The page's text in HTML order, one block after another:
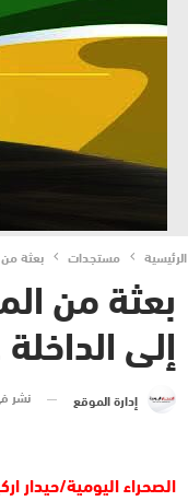
الرئيسية مستجدات بعثة من
بعثة من
إلى
إدارة الموقع نشر
الصحراء اليومية/حيدار